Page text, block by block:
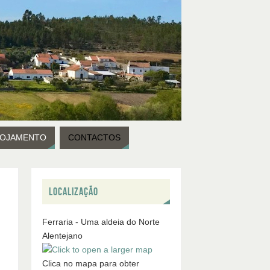
CONTACTOS
LOCALIZAÇÃO
Ferraria - Uma aldeia do Norte
Alentejano
Clica no mapa para obter